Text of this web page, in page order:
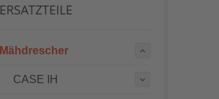
ERSATZTEILE
Mähdrescher
CASE IH